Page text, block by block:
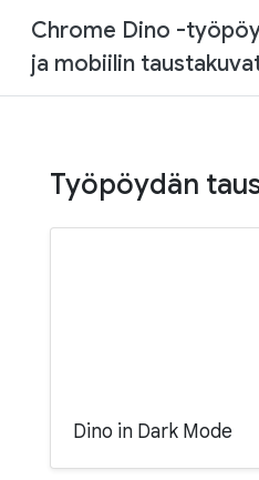
Chrome Dino -
ja mobiilin
Työpöydän
Dino in Dark Mode